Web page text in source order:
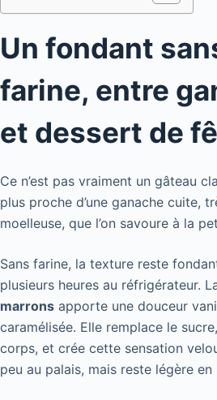
Un fondant
farine, entre
et dessert de
Ce n’est pas vraiment un gâteau
plus proche d’une ganache cuite,
moelleuse, que l’on savoure à la
Sans farine, la texture reste
plusieurs heures au réfrigérateur.
marrons apporte une douceur
caramélisée. Elle remplace le
corps, et crée cette sensation
peu au palais, mais reste légère en